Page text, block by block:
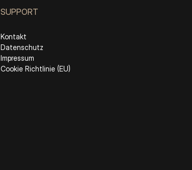
SUPPORT
Kontakt
Datenschutz
Impressum
Cookie Richtlinie (EU)